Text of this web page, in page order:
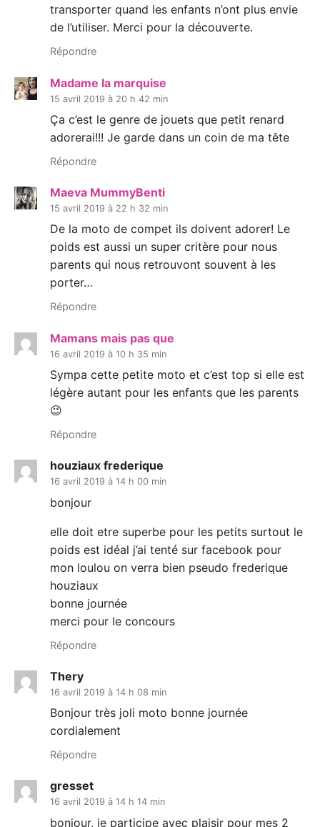
transporter quand les enfants n’ont plus envie
de l’utiliser. Merci pour la découverte.
Répondre
Madame la marquise
15 avril 2019 à 20 h 42 min
Ça c’est le genre de jouets que petit renard
adorerai!!! Je garde dans un coin de ma tête
Répondre
Maeva MummyBenti
15 avril 2019 à 22 h 32 min
De la moto de compet ils doivent adorer! Le
poids est aussi un super critère pour nous
parents qui nous retrouvont souvent à les
porter…
Répondre
Mamans mais pas que
16 avril 2019 à 10 h 35 min
Sympa cette petite moto et c’est top si elle est
légère autant pour les enfants que les parents
😉
Répondre
houziaux frederique
16 avril 2019 à 14 h 00 min
bonjour
elle doit etre superbe pour les petits surtout le
poids est idéal j’ai tenté sur facebook pour
mon loulou on verra bien pseudo frederique
houziaux
bonne journée
merci pour le concours
Répondre
Thery
16 avril 2019 à 14 h 08 min
Bonjour très joli moto bonne journée
cordialement
Répondre
gresset
16 avril 2019 à 14 h 14 min
bonjour, je participe avec plaisir pour mes 2